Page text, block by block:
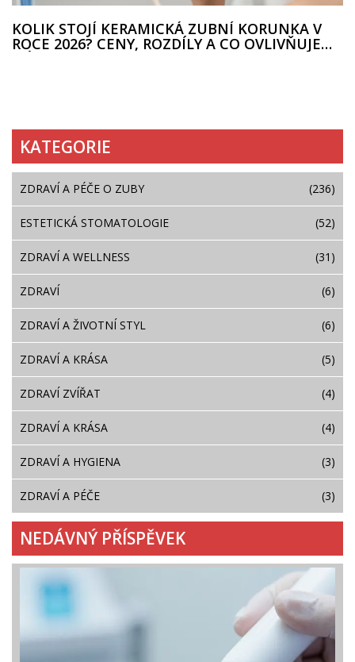
KOLIK STOJÍ KERAMICKÁ ZUBNÍ KORUNKA V
ROCE 2026? CENY, ROZDÍLY A CO OVLIVŇUJE
KATEGORIE
ZDRAVÍ A PÉČE O ZUBY (236)
ESTETICKÁ STOMATOLOGIE (52)
ZDRAVÍ A WELLNESS (31)
ZDRAVÍ (6)
ZDRAVÍ A ŽIVOTNÍ STYL (6)
ZDRAVÍ A KRÁSA (5)
ZDRAVÍ ZVÍŘAT (4)
ZDRAVÍ A KRÁSA (4)
ZDRAVÍ A HYGIENA (3)
ZDRAVÍ A PÉČE (3)
NEDÁVNÝ PŘÍSPĚVEK